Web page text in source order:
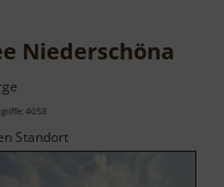
Niederschöna
4058
Standort